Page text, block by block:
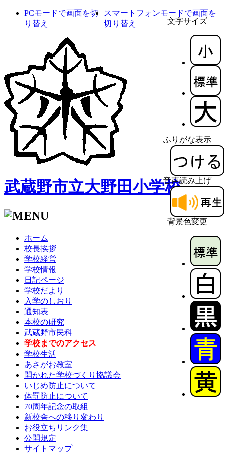
文字サイズ
ふりがな表示
音声読み上げ
背景色変更
PCモードで画面を切
り替え
スマートフォンモードで画面を
切り替え
武蔵野市立大野田小学校
ホーム
校長挨拶
学校経営
学校情報
日記ページ
学校だより
入学のしおり
通知表
本校の研究
武蔵野市民科
学校までのアクセス
学校生活
あさがお教室
開かれた学校づくり協議会
いじめ防止について
体罰防止について
70周年記念の取組
新校舎への移り変わり
お役立ちリンク集
公開規定
サイトマップ